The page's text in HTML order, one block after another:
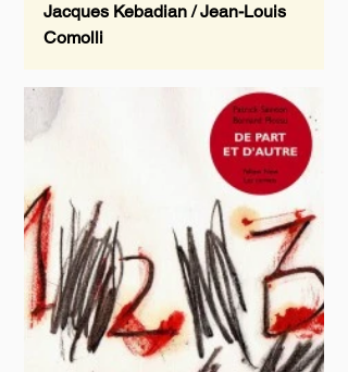
Jacques Kebadian / Jean-Louis
Comolli